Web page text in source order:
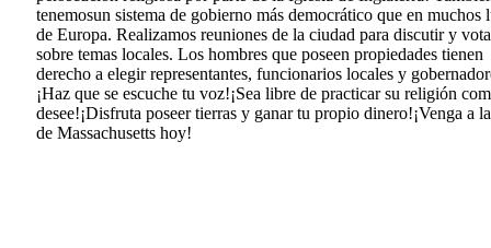
tenemosun sistema de gobierno más democrático que en muchos
de Europa. Realizamos reuniones de la ciudad para discutir y
sobre temas locales. Los hombres que poseen propiedades tienen
derecho a elegir representantes, funcionarios locales y
¡Haz que se escuche tu voz!¡Sea libre de practicar su religión
desee!¡Disfruta poseer tierras y ganar tu propio dinero!¡Venga a
de Massachusetts hoy!